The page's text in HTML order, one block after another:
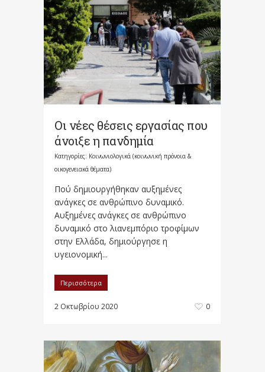
Οι νέες θέσεις εργασίας που
άνοιξε η πανδημία
Κατηγορίες: Κοινωνιολογικά (κοινωνική πρόνοια &
οικογενειακά θέματα)
Πού δημιουργήθηκαν αυξημένες
ανάγκες σε ανθρώπινο δυναμικό.
Αυξημένες ανάγκες σε ανθρώπινο
δυναμικό στο λιανεμπόριο τροφίμων
στην Ελλάδα, δημιούργησε η
υγειονομική...
Περισσότερα
2 Οκτωβρίου 2020 0